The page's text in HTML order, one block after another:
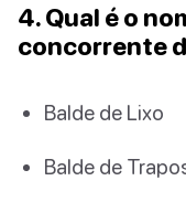
4. Qual é o
concorrente
Balde de Lixo
Balde de